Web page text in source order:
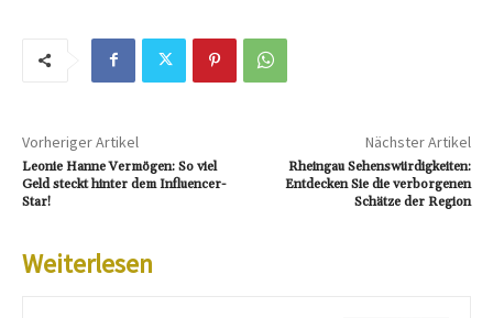
Vorheriger Artikel
Leonie Hanne Vermögen: So viel
Geld steckt hinter dem Influencer-
Star!
Nächster Artikel
Rheingau Sehenswürdigkeiten:
Entdecken Sie die verborgenen
Schätze der Region
Weiterlesen